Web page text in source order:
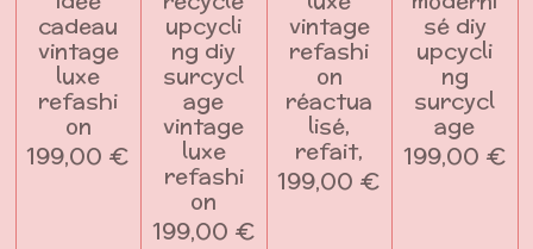
cadeau
vintage
luxe
refashi
on
199,00 €
upcycli
ng diy
surcycl
age
vintage
luxe
refashi
on
199,00 €
vintage
refashi
on
réactua
lisé,
refait,
199,00 €
sé diy
upcycli
ng
surcycl
age
199,00 €